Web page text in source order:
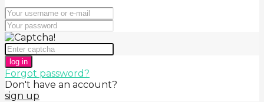
log in
Forgot password?
Don't have an account?
sign up